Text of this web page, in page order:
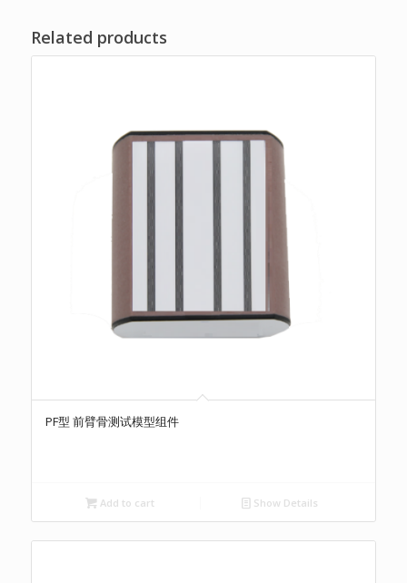
Related products
PF型 前臂骨测试模型组件
Add to cart Show Details